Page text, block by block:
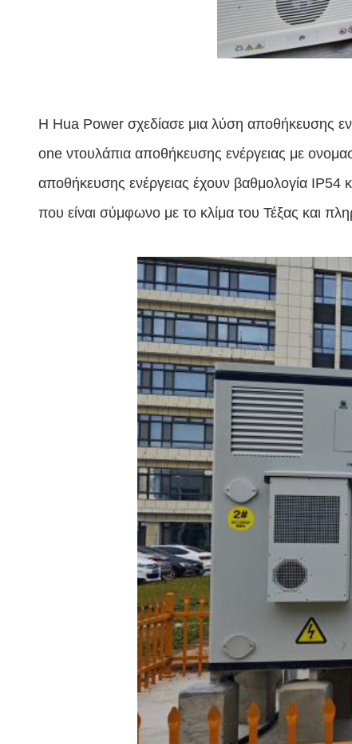
Η Hua Power σχεδίασε μια λύση αποθήκευσης
one ντουλάπια αποθήκευσης ενέργειας με
αποθήκευσης ενέργειας έχουν βαθμολογία IP54
που είναι σύμφωνο με το κλίμα του Τέξας και